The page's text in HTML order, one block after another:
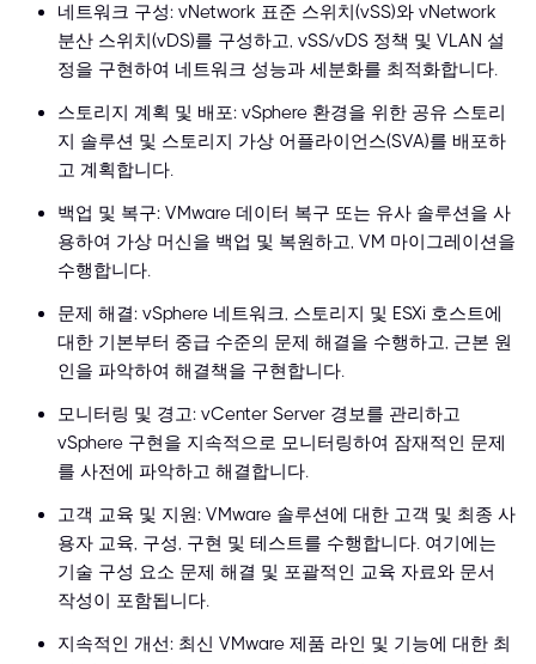
네트워크 구성: vNetwork 표준 스위치(vSS)와 vNetwork
분산 스위치(vDS)를 구성하고, vSS/vDS 정책 및 VLAN 설
정을 구현하여 네트워크 성능과 세분화를 최적화합니다.
스토리지 계획 및 배포: vSphere 환경을 위한 공유 스토리
지 솔루션 및 스토리지 가상 어플라이언스(SVA)를 배포하
고 계획합니다.
백업 및 복구: VMware 데이터 복구 또는 유사 솔루션을 사
용하여 가상 머신을 백업 및 복원하고, VM 마이그레이션을
수행합니다.
문제 해결: vSphere 네트워크, 스토리지 및 ESXi 호스트에
대한 기본부터 중급 수준의 문제 해결을 수행하고, 근본 원
인을 파악하여 해결책을 구현합니다.
모니터링 및 경고: vCenter Server 경보를 관리하고
vSphere 구현을 지속적으로 모니터링하여 잠재적인 문제
를 사전에 파악하고 해결합니다.
고객 교육 및 지원: VMware 솔루션에 대한 고객 및 최종 사
용자 교육, 구성, 구현 및 테스트를 수행합니다. 여기에는
기술 구성 요소 문제 해결 및 포괄적인 교육 자료와 문서
작성이 포함됩니다.
지속적인 개선: 최신 VMware 제품 라인 및 기능에 대한 최